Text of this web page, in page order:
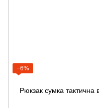
−6%
Рюкзак сумка тактична